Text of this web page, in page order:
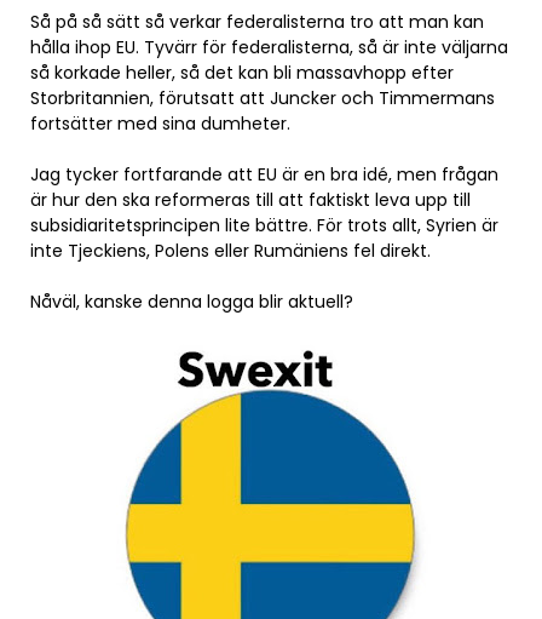
Så på så sätt så verkar federalisterna tro att man kan
hålla ihop EU. Tyvärr för federalisterna, så är inte väljarna
så korkade heller, så det kan bli massavhopp efter
Storbritannien, förutsatt att Juncker och Timmermans
fortsätter med sina dumheter.
Jag tycker fortfarande att EU är en bra idé, men frågan
är hur den ska reformeras till att faktiskt leva upp till
subsidiaritetsprincipen lite bättre. För trots allt, Syrien är
inte Tjeckiens, Polens eller Rumäniens fel direkt.
Nåväl, kanske denna logga blir aktuell?